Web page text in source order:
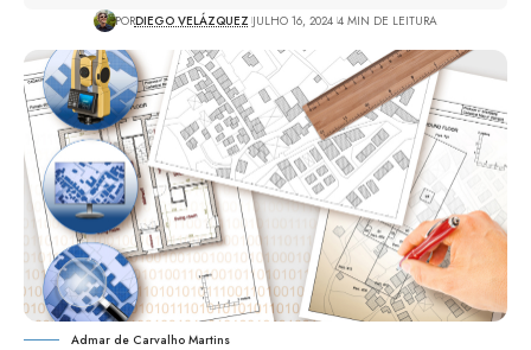
PORDIEGO VELÁZQUEZ JULHO 16, 2024 4 MIN DE LEITURA
Admar de Carvalho Martins